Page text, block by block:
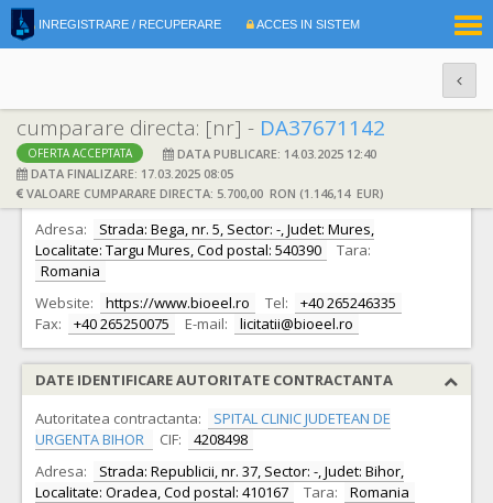
INREGISTRARE / RECUPERARE ACCES IN SISTEM
cumparare directa: [nr] - DA37671142
OFERTA ACCEPTATA
DATA PUBLICARE: 14.03.2025 12:40
DATA FINALIZARE: 17.03.2025 08:05
VALOARE CUMPARARE DIRECTA: 5.700,00 RON (1.146,14 EUR)
DATE IDENTIFICARE OFERTANT
Ofertant: S.C. BIOEEL S.R.L. CIF: 1199107
Adresa:
Strada: Bega, nr. 5, Sector: -, Judet: Mures,
Localitate: Targu Mures, Cod postal: 540390
Tara:
Romania
Website:
https://www.bioeel.ro Tel:
+40 265246335
Fax:
+40 265250075 E-mail: licitatii@bioeel.ro
DATE IDENTIFICARE AUTORITATE CONTRACTANTA
Autoritatea contractanta:
SPITAL CLINIC JUDETEAN DE
URGENTA BIHOR
CIF:
4208498
Adresa:
Strada: Republicii, nr. 37, Sector: -, Judet: Bihor,
Localitate: Oradea, Cod postal: 410167
Tara:
Romania